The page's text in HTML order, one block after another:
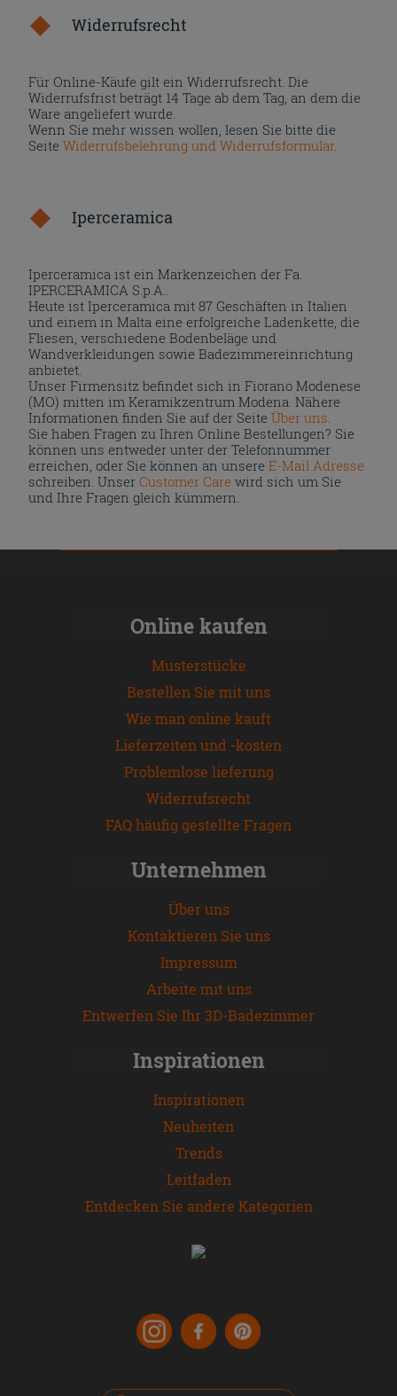
Widerrufsrecht
Für Online-Käufe gilt ein Widerrufsrecht. Die
Widerrufsfrist beträgt 14 Tage ab dem Tag, an dem die
Ware angeliefert wurde.
Wenn Sie mehr wissen wollen, lesen Sie bitte die
SeiteWiderrufsbelehrung und Widerrufsformular.
Iperceramica
Iperceramica ist ein Markenzeichen der Fa.
IPERCERAMICA S.p.A..
Heute ist Iperceramica mit 87 Geschäften in Italien
und einem in Malta eine erfolgreiche Ladenkette, die
Fliesen, verschiedene Bodenbeläge und
Wandverkleidungen sowie Badezimmereinrichtung
anbietet.
Unser Firmensitz befindet sich in Fiorano Modenese
(MO) mitten im Keramikzentrum Modena. Nähere
Informationen finden Sie auf der Seite Über uns
Sie haben Fragen zu Ihren Online Bestellungen? Sie
können uns entweder unter der Telefonnummer
erreichen, oder Sie können an unsereE-Mail Adresse
schreiben. UnserCustomer Care wird sich um Sie
und Ihre Fragen gleich kümmern.
Online kaufen
Musterstücke
Bestellen Sie mit uns
Wie man online kauft
Lieferzeiten und -kosten
Problemlose lieferung
Widerrufsrecht
FAQ häufig gestellte Fragen
Unternehmen
Über uns
Kontaktieren Sie uns
Impressum
Arbeite mit uns
Entwerfen Sie Ihr 3D-Badezimmer
Inspirationen
Inspirationen
Neuheiten
Trends
Leitfaden
Entdecken Sie andere Kategorien